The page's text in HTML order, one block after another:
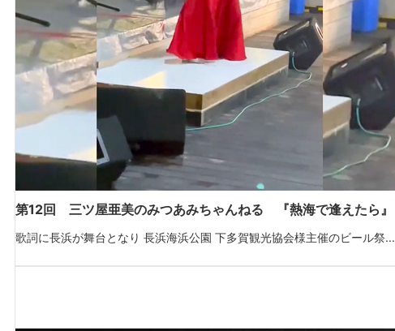
第12回 三ツ屋亜美のみつあみちゃんねる 『熱海で逢えたら』
歌詞に長浜が舞台となり 長浜海浜公園 下多賀観光協会様主催のビール祭...